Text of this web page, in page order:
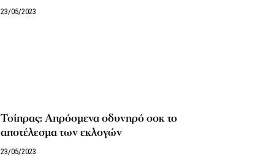
23/05/2023
Τσίπρας: Απρόσμενα οδυνηρό σοκ το
αποτέλεσμα των εκλογών
23/05/2023